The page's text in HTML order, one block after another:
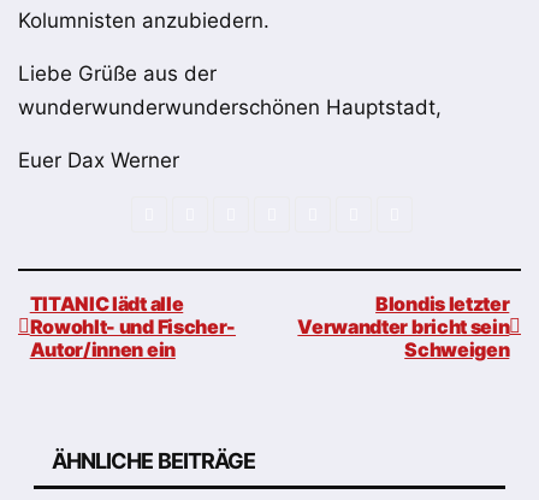
Kolumnisten anzubiedern.
Liebe Grüße aus der
wunderwunderwunderschönen Hauptstadt,
Euer Dax Werner
Blondis letzter
Verwandter bricht sein
Schweigen
TITANIC lädt alle
Rowohlt- und Fischer-
Autor/innen ein
ÄHNLICHE BEITRÄGE